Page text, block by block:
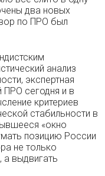
два новых
по ПРО был
анализ
экспертная
ПРО сегодня и в
критериев
стабильности в
«окно
позицию России
не только
выдвигать